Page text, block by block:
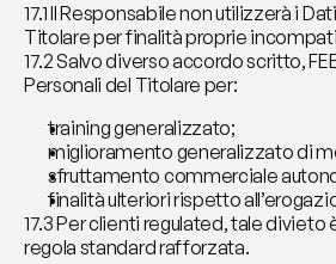
17.1 Il Responsabile non utilizzerà i
Titolare per finalità proprie
17.2 Salvo diverso accordo scritto,
Personali del Titolare per:
training generalizzato;
miglioramento generalizzato di
sfruttamento commerciale
finalità ulteriori rispetto
17.3 Per clienti regulated, tale
regola standard rafforzata.